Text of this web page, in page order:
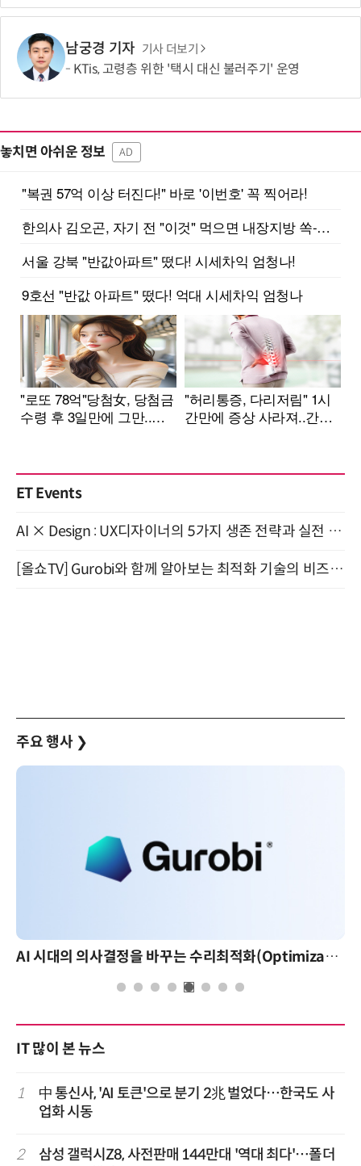
남궁경 기자 기사 더보기
KTis, 고령층 위한 '택시 대신 불러주기' 운영
놓치면 아쉬운 정보 AD
ET Events
AI × Design : UX디자이너의 5가지 생존 전략과 실전 대응 8월 28일 개최
[올쇼TV] Gurobi와 함께 알아보는 최적화 기술의 비즈니스 활용 (8월 20일 생방송)
주요 행사 ❯
AI 시대의 의사결정을 바꾸는 수리최적화(Optimization): 실제 산업 적용 사례와 활용 전략
IT 많이 본 뉴스
1
中 통신사, 'AI 토큰'으로 분기 2兆 벌었다…한국도 사
업화 시동
2
삼성 갤럭시Z8, 사전판매 144만대 '역대 최다'…폴더